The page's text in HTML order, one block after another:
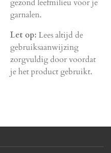
gezond leefmilieu voor je
garnalen.
Let op: Lees altijd de
gebruiksaanwijzing
zorgvuldig door voordat
je het product gebruikt.